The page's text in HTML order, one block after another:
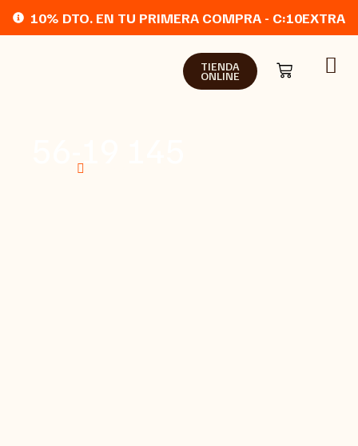
10% DTO. EN TU PRIMERA COMPRA - C:10EXTRA
TIENDA
ONLINE